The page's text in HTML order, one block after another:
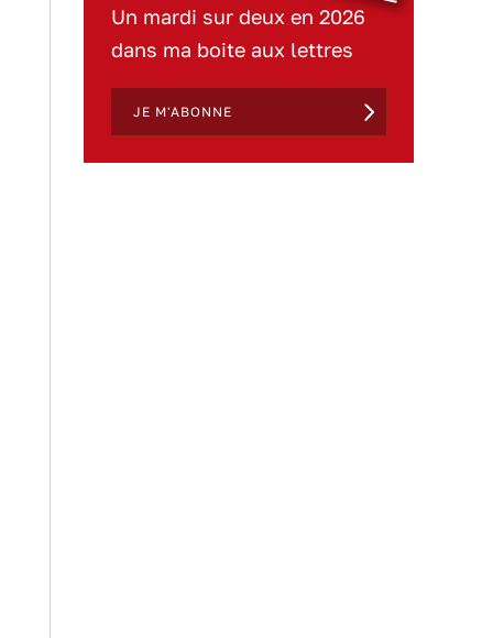
Un mardi sur deux en 2026
dans ma boite aux lettres
JE M'ABONNE